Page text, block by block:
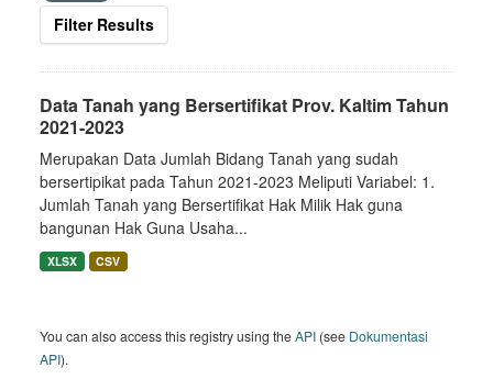
Filter Results
Data Tanah yang Bersertifikat Prov. Kaltim Tahun
2021-2023
Merupakan Data Jumlah Bidang Tanah yang sudah
bersertipikat pada Tahun 2021-2023 Meliputi Variabel: 1.
Jumlah Tanah yang Bersertifikat Hak Milik Hak guna
bangunan Hak Guna Usaha...
XLSX CSV
You can also access this registry using theAPI (see Dokumentasi
API).